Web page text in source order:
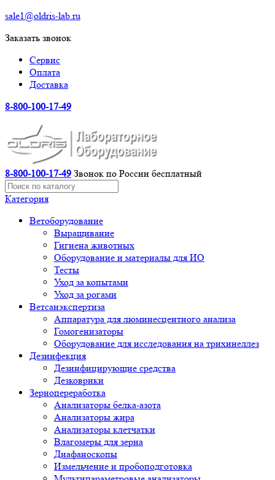
sale1@oldris-lab.ru
Заказать звонок
Сервис
Оплата
Доставка
8-800-100-17-49
8-800-100-17-49 Звонок по России бесплатный
Категория
Ветоборудование
Выращивание
Гигиена животных
Оборудование и материалы для ИО
Тесты
Уход за копытами
Уход за рогами
Ветсанэкспертиза
Аппаратура для люминесцентного анализа
Гомогенизаторы
Оборудование для исследования на трихинеллез
Дезинфекция
Дезинфицирующие средства
Дезковрики
Зернопереработка
Анализаторы белка-азота
Анализаторы жира
Анализаторы клетчатки
Влагомеры для зерна
Диафаноскопы
Измельчение и пробоподготовка